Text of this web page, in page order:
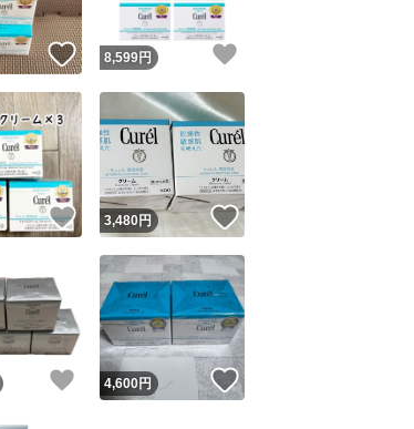
このユーザーは設定した発送日数内に発送しています
いいね！
8,599円
いいね！
3,480円 いいね！
いいね！
4,600円 いいね！